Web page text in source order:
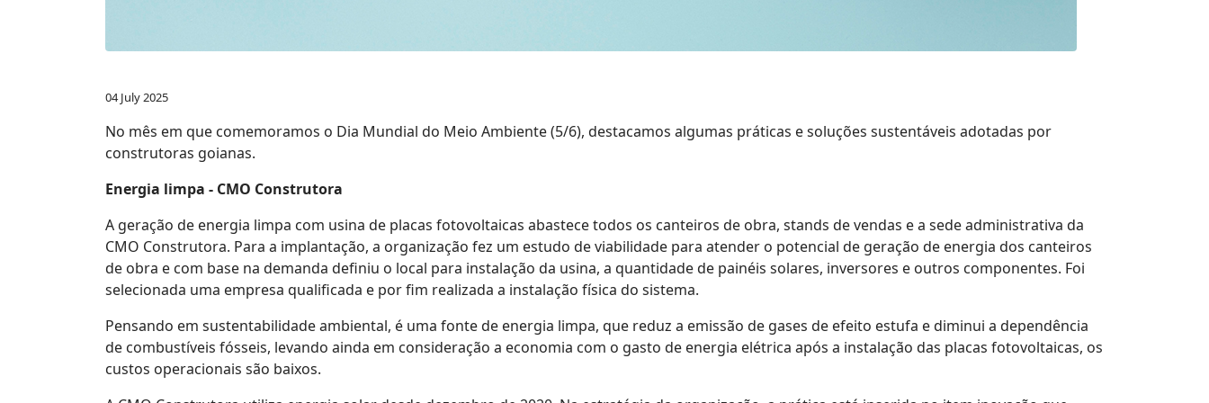
04 July 2025
No mês em que comemoramos o Dia Mundial do Meio Ambiente (5/6), destacamos algumas práticas e soluções sustentáveis adotadas por
construtoras goianas.
Energia limpa - CMO Construtora
A geração de energia limpa com usina de placas fotovoltaicas abastece todos os canteiros de obra, stands de vendas e a sede administrativa da
CMO Construtora. Para a implantação, a organização fez um estudo de viabilidade para atender o potencial de geração de energia dos canteiros
de obra e com base na demanda definiu o local para instalação da usina, a quantidade de painéis solares, inversores e outros componentes. Foi
selecionada uma empresa qualificada e por fim realizada a instalação física do sistema.
Pensando em sustentabilidade ambiental, é uma fonte de energia limpa, que reduz a emissão de gases de efeito estufa e diminui a dependência
de combustíveis fósseis, levando ainda em consideração a economia com o gasto de energia elétrica após a instalação das placas fotovoltaicas, os
custos operacionais são baixos.